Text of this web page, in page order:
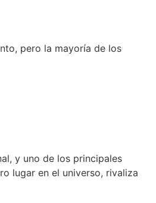
pero la mayoría de los
y uno de los principales
lugar en el universo, rivaliza